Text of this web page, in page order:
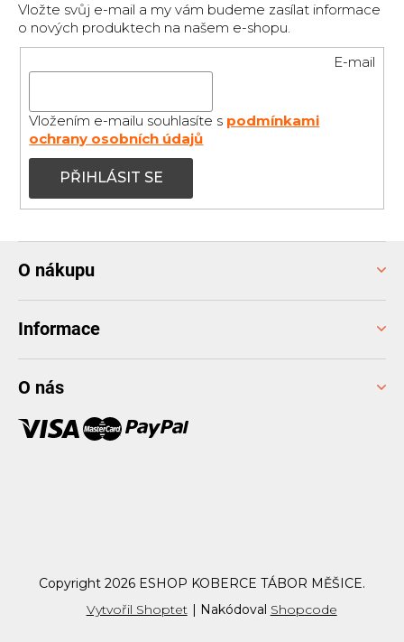
Vložte svůj e-mail a my vám budeme zasílat informace
o nových produktech na našem e-shopu.
E-mail
Vložením e-mailu souhlasíte s podmínkami
ochrany osobních údajů
PŘIHLÁSIT SE
O nákupu
Informace
O nás
Vytvořil Shoptet | Nakódoval Shopcode
Copyright 2026 ESHOP KOBERCE TÁBOR MĚŠICE.